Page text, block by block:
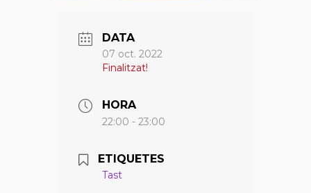
DATA
07 oct. 2022
Finalitzat!
HORA
22:00 - 23:00
ETIQUETES
Tast